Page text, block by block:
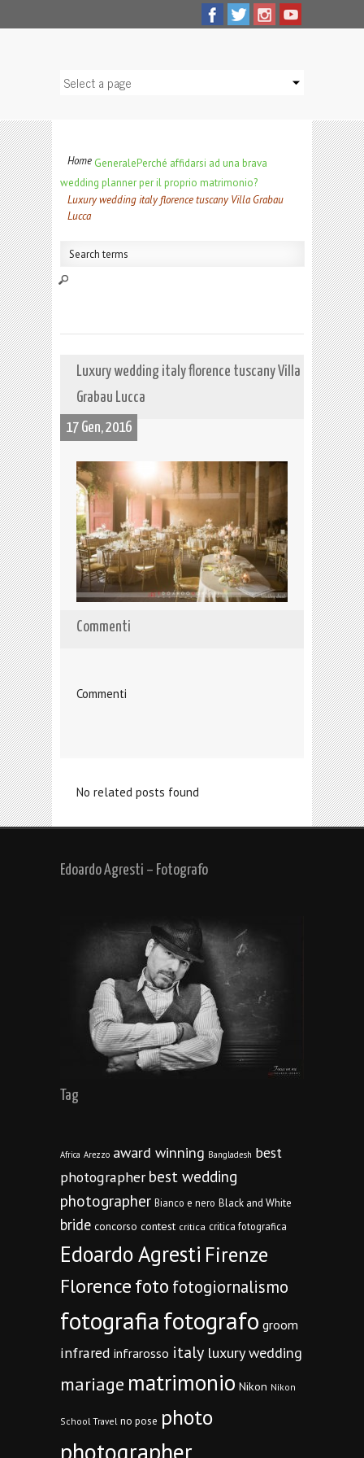
Home GeneralePerché affidarsi ad una brava
wedding planner per il proprio matrimonio?
Luxury wedding italy florence tuscany Villa Grabau
Lucca
Luxury wedding italy florence tuscany Villa
Grabau Lucca
17 Gen, 2016
Commenti
Commenti
No related posts found
Edoardo Agresti – Fotografo
Tag
Africa Arezzo award winning Bangladesh best
photographer best wedding
photographer Bianco e nero Black and White
bride concorso contest critica critica fotografica
Edoardo Agresti Firenze
Florencefoto fotogiornalismo
fotografiafotografo groom
infrared infrarosso italy luxury wedding
mariage matrimonio Nikon Nikon
School Travel no pose photo